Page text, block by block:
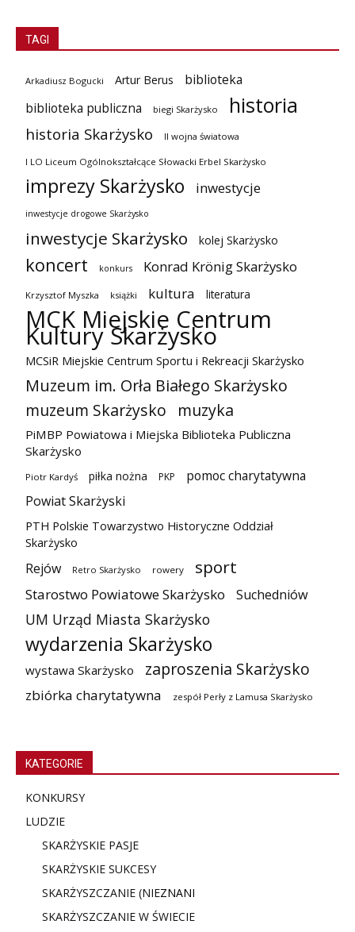
TAGI
Arkadiusz Bogucki Artur Berus
biblioteka
biblioteka publiczna
biegi Skarżysko historia
historia Skarżysko II wojna światowa
I LO Liceum Ogólnokształcące Słowacki Erbel Skarżysko
imprezy Skarżysko inwestycje
inwestycje drogowe Skarżysko
inwestycje Skarżysko kolej Skarżysko
koncert konkurs Konrad Krönig Skarżysko
Krzysztof Myszka książki kultura literatura
MCK Miejskie Centrum
Kultury Skarżysko
MCSiR Miejskie Centrum Sportu i Rekreacji Skarżysko
Muzeum im. Orła Białego Skarżysko
muzeum Skarżysko
muzyka
PiMBP Powiatowa i Miejska Biblioteka Publiczna
Skarżysko
Piotr Kardyś piłka nożna PKP
pomoc charytatywna
Powiat Skarżyski
PTH Polskie Towarzystwo Historyczne Oddział
Skarżysko
Rejów Retro Skarżysko rowery sport
Starostwo Powiatowe Skarżysko Suchedniów
UM Urząd Miasta Skarżysko
wydarzenia Skarżysko
wystawa Skarżysko zaproszenia Skarżysko
zbiórka charytatywna zespół Perły z Lamusa Skarżysko
KATEGORIE
KONKURSY
LUDZIE
SKARŻYSKIE PASJE
SKARŻYSKIE SUKCESY
SKARŻYSZCZANIE (NIEZNANI
SKARŻYSZCZANIE W ŚWIECIE